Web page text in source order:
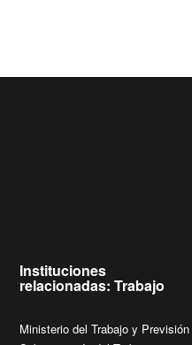
Instituciones
relacionadas: Trabajo
Ministerio del Trabajo y